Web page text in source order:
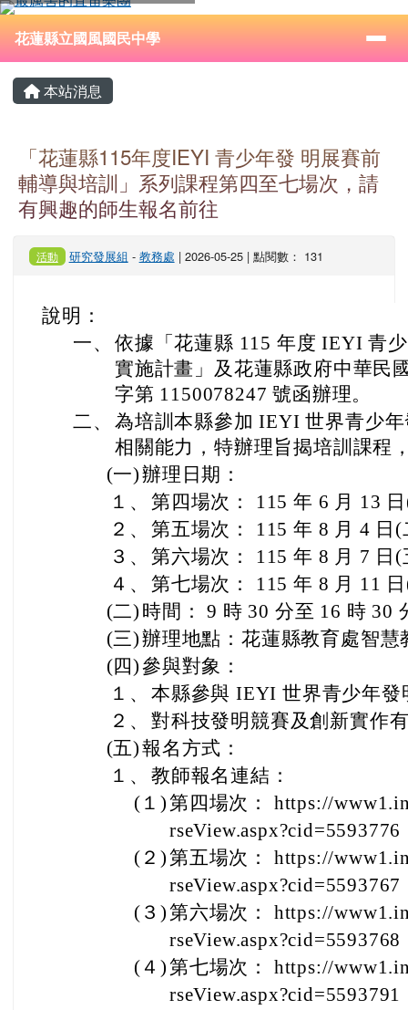
跳至主內容區
花蓮縣立國風國民中學
⏸
導覽列
花蓮縣立國風國民中學
主內容區域
本站消息
「花蓮縣115年度IEYI 青少年發 明展賽前
輔導與培訓」系列課程第四至七場次，請
有興趣的師生報名前往
活動 研究發展組 - 教務處 | 2026-05-25 | 點閱數： 131
說明：
一、 依據「花蓮縣 115 年度 IEYI 青
實施計畫」及花蓮縣政府中華民
字第 1150078247 號函辦理。
二、 為培訓本縣參加 IEYI 世界青少
相關能力，特辦理旨揭培訓課程
(一)辦理日期：
１、 第四場次： 115 年 6 月 13
２、 第五場次： 115 年 8 月 4 日
３、 第六場次： 115 年 8 月 7 日
４、 第七場次： 115 年 8 月 11
(二) 時間： 9 時 30 分至 16 時 30
(三)辦理地點：花蓮縣教育處智慧
(四)參與對象：
１、 本縣參與 IEYI 世界青少年
２、 對科技發明競賽及創新實作
(五)報名方式：
１、 教師報名連結：
(１)第四場次： https://
rseView.aspx?cid=5593776
(２)第五場次： https://
rseView.aspx?cid=5593767
(３)第六場次： https://
rseView.aspx?cid=5593768
(４)第七場次： https://
rseView.aspx?cid=5593791
頁尾區域